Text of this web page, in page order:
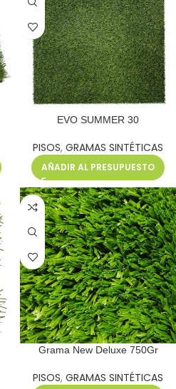
EVO SUMMER 30
PISOS, GRAMAS SINTÉTICAS
AÑADIR AL PRESUPUESTO
Grama New Deluxe 750Gr
PISOS, GRAMAS SINTÉTICAS